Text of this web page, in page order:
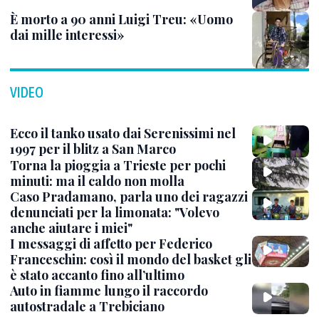
È morto a 90 anni Luigi Treu: «Uomo
dai mille interessi»
VIDEO
Ecco il tanko usato dai Serenissimi nel
1997 per il blitz a San Marco
Torna la pioggia a Trieste per pochi
minuti: ma il caldo non molla
Caso Pradamano, parla uno dei ragazzi
denunciati per la limonata: "Volevo
anche aiutare i miei"
I messaggi di affetto per Federico
Franceschin: così il mondo del basket gli
è stato accanto fino all’ultimo
Auto in fiamme lungo il raccordo
autostradale a Trebiciano